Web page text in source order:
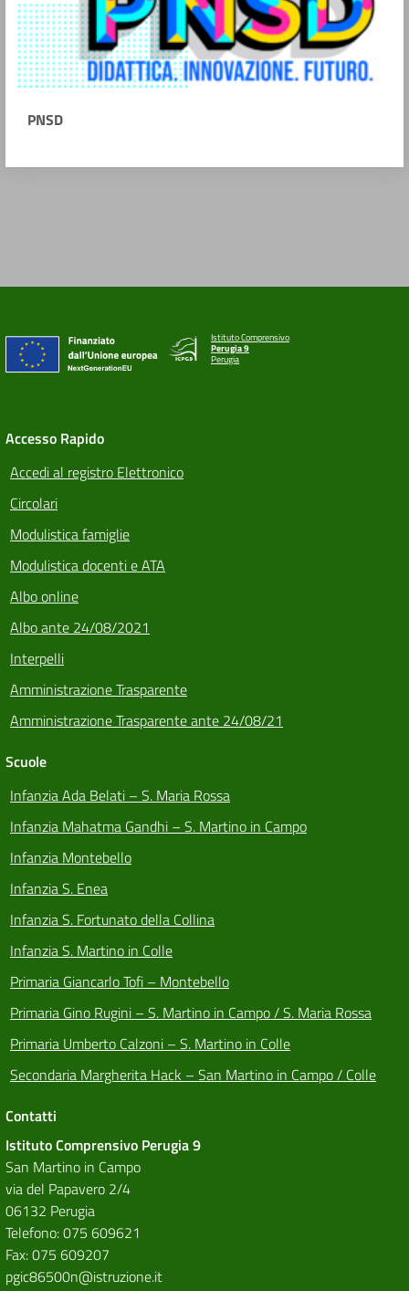
PNSD
Istituto Comprensivo
Perugia 9
Perugia
Accesso Rapido
Accedi al registro Elettronico
Circolari
Modulistica famiglie
Modulistica docenti e ATA
Albo online
Albo ante 24/08/2021
Interpelli
Amministrazione Trasparente
Amministrazione Trasparente ante 24/08/21
Scuole
Infanzia Ada Belati – S. Maria Rossa
Infanzia Mahatma Gandhi – S. Martino in Campo
Infanzia Montebello
Infanzia S. Enea
Infanzia S. Fortunato della Collina
Infanzia S. Martino in Colle
Primaria Giancarlo Tofi – Montebello
Primaria Gino Rugini – S. Martino in Campo / S. Maria Rossa
Primaria Umberto Calzoni – S. Martino in Colle
Secondaria Margherita Hack – San Martino in Campo / Colle
Contatti
Istituto Comprensivo Perugia 9
San Martino in Campo
via del Papavero 2/4
06132 Perugia
Telefono: 075 609621
Fax: 075 609207
pgic86500n@istruzione.it